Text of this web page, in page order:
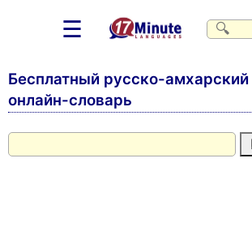
☰
Бесплатный русско-амхарский
онлайн-словарь